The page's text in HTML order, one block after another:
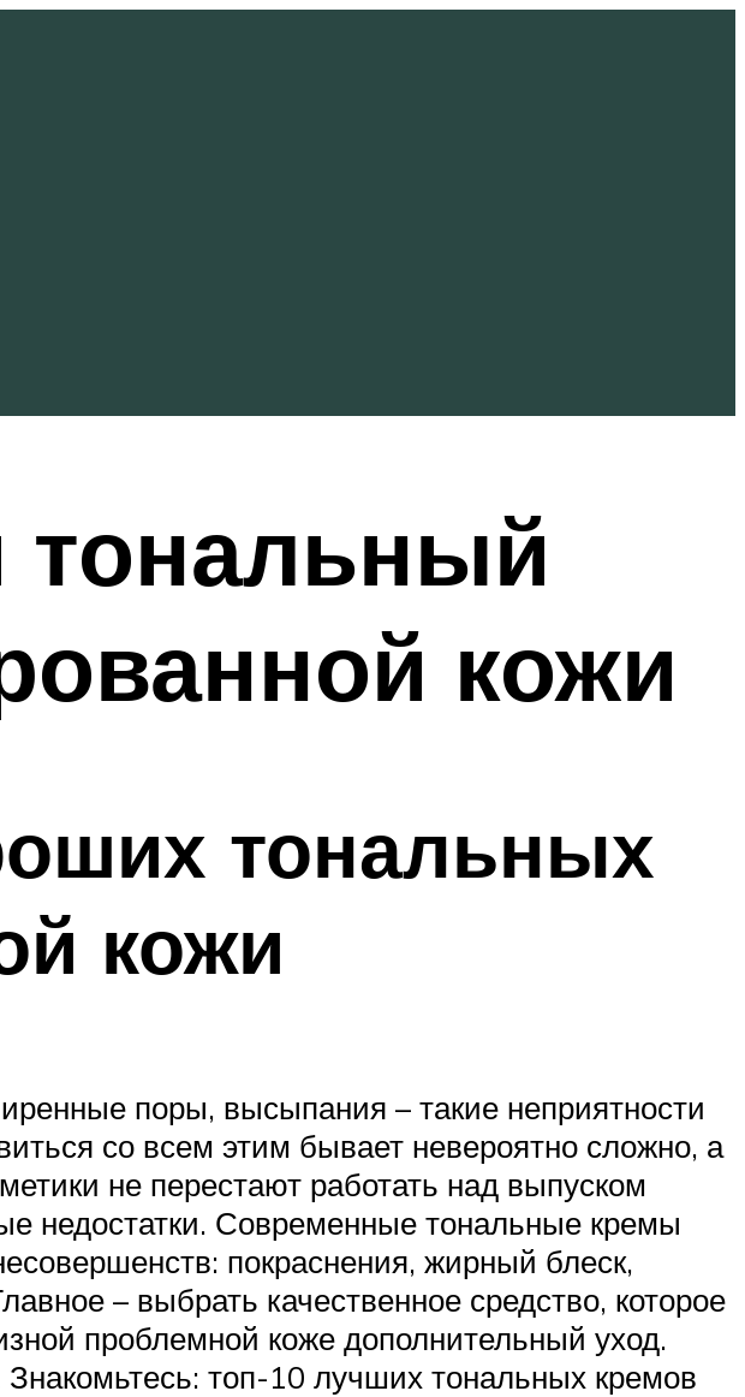
кожи
тональных
кожи
поры, высыпания – такие неприятности
со всем этим бывает невероятно сложно, а
не перестают работать над выпуском
недостатки. Современные тональные кремы
покраснения, жирный блеск,
– выбрать качественное средство, которое
проблемной коже дополнительный уход.
топ-10 лучших тональных кремов